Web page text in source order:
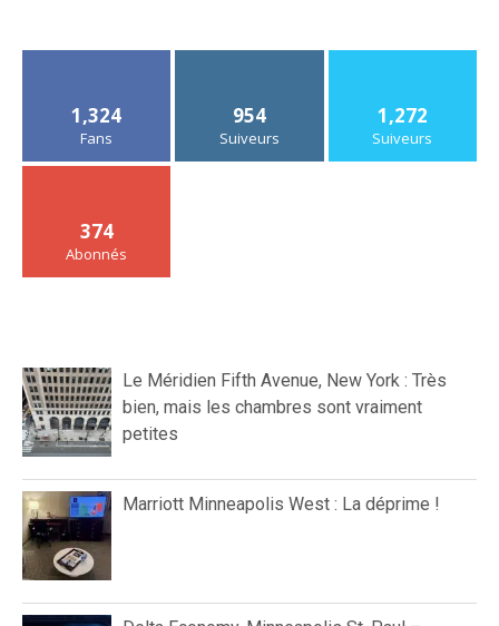
1,324
Fans
954
Suiveurs
1,272
Suiveurs
374
Abonnés
Le Méridien Fifth Avenue, New York : Très
bien, mais les chambres sont vraiment
petites
Marriott Minneapolis West : La déprime !